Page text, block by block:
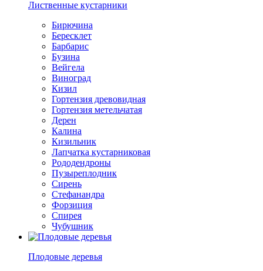
Лиственные кустарники
Бирючина
Бересклет
Барбарис
Бузина
Вейгела
Виноград
Кизил
Гортензия древовидная
Гортензия метельчатая
Дерен
Калина
Кизильник
Лапчатка кустарниковая
Рододендроны
Пузыреплодник
Сирень
Стефанандра
Форзиция
Спирея
Чубушник
Плодовые деревья